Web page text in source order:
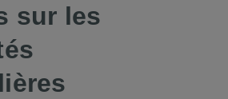
sur les